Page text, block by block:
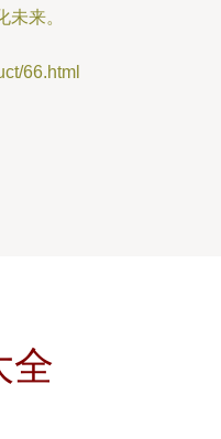
来。
66.html
全